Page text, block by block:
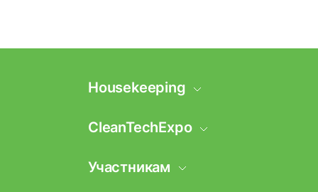
Housekeeping
Информация о
выставке
Разделы выставки
CleanTechExpo
Информация о
выставке
Участникам